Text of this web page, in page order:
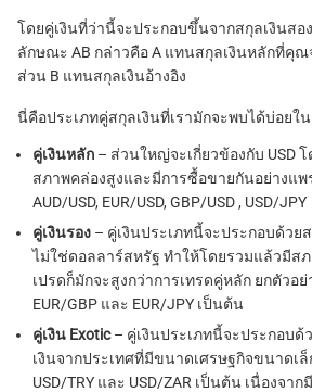
โดยคู่เงินที่ว่านี้จะประกอบขึ้นจากสกุลเงินส
ลักษณะ AB กล่าวคือ A แทนสกุลเงินหลักที่คุ
ส่วน B แทนสกุลเงินอ้างอิง
นี่คือประเภทคู่สกุลเงินที่เรามักจะพบได้บ่อยใ
คู่เงินหลัก – ส่วนใหญ่จะเกี่ยวข้องกับ USD
สภาพคล่องสูงและมีการซื้อขายกันอย่างแพ
AUD/USD, EUR/USD, GBP/USD , USD/
คู่เงินรอง – คู่เงินประเภทนี้จะประกอบด้วย
ไม่ใช่ดอลลาร์สหรัฐ ทำให้โดยรวมแล้วมีส
เปรดก็มักจะสูงกว่าการเทรดคู่หลัก ยกตัวอย่
EUR/GBP และ EUR/JPY เป็นต้น
คู่เงิน Exotic– คู่เงินประเภทนี้จะประกอบด้
เงินจากประเทศที่มีขนาดเศรษฐกิจขนาดเล็
USD/TRY และ USD/ZAR เป็นต้น เนื่องจ